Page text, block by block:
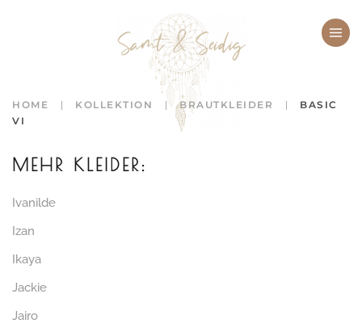
Zum Hauptinhalt springen
HOME KOLLEKTION BRAUTKLEIDER
BASIC
VI
MEHR KLEIDER:
Ivanilde
Izan
Ikaya
Jackie
Jairo